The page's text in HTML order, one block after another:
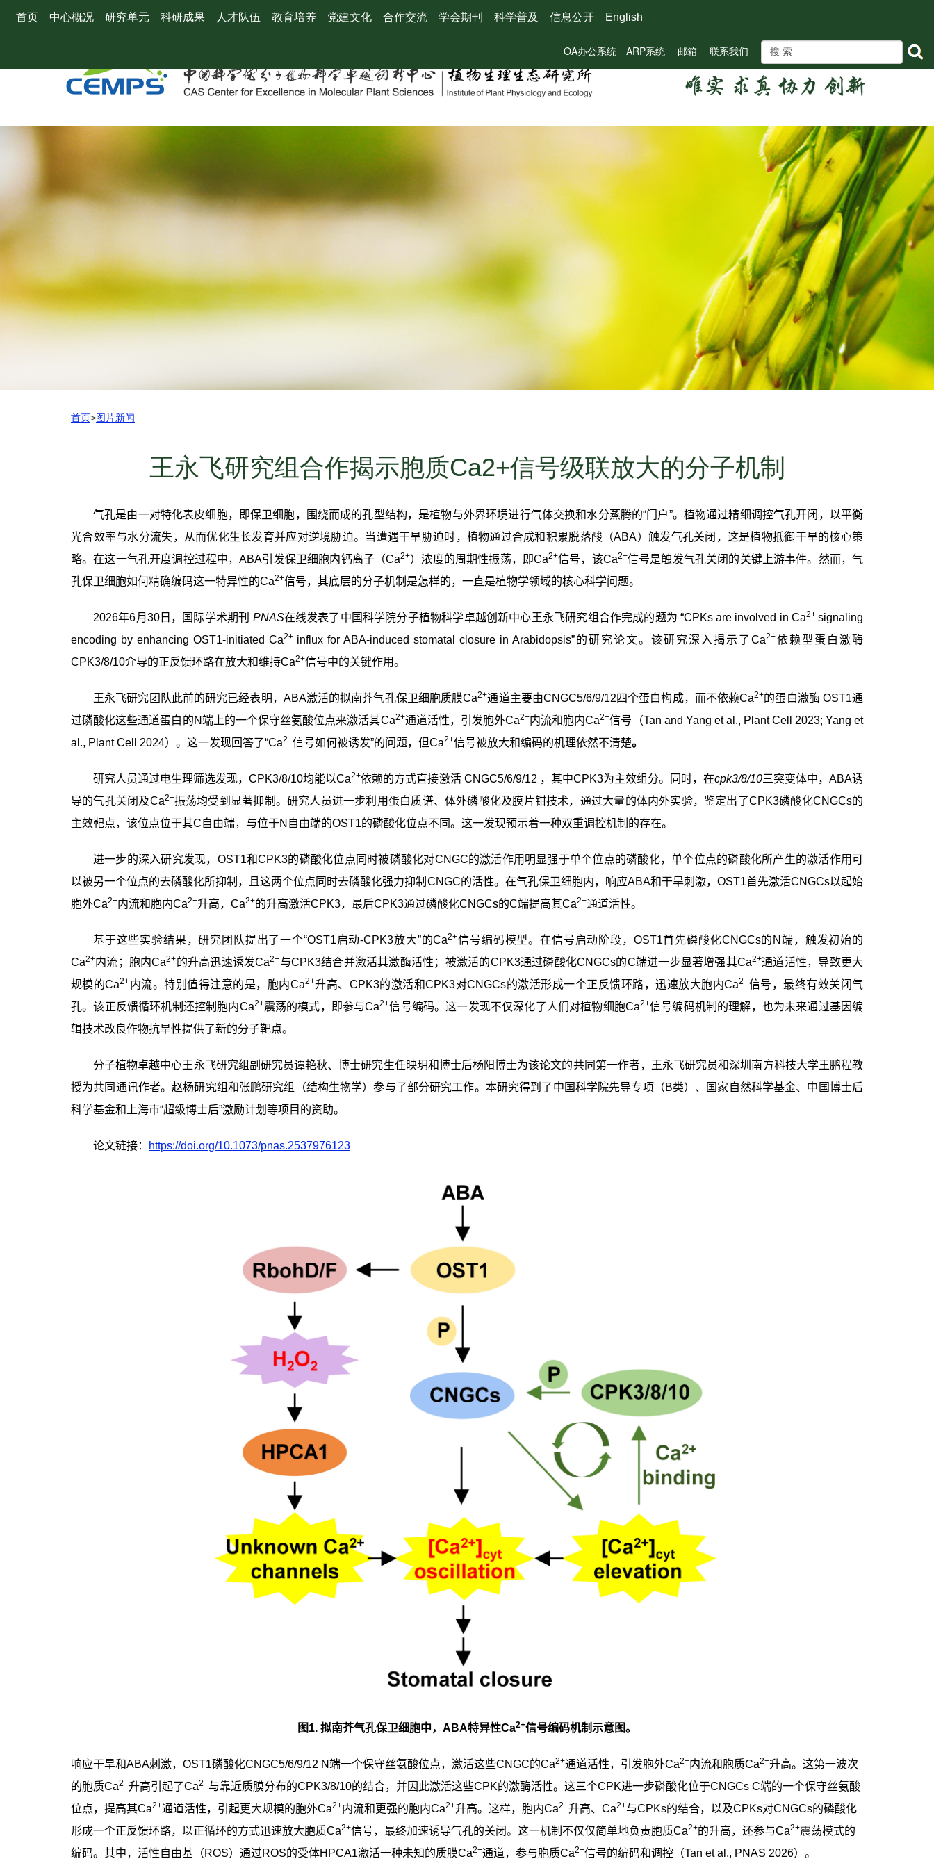
首页 中心概况 研究单元 科研成果 人才队伍 教育培养 党建文化 合作交流 学会期刊 科学普及 信息公开 English
OA办公系统 ARP系统 邮箱 联系我们
首页>图片新闻
王永飞研究组合作揭示胞质Ca2+信号级联放大的分子机制
气孔是由一对特化表皮细胞，即保卫细胞，围绕而成的孔型结构，是植物与外界环境进行气体交换和水分蒸腾的“门户”。植物通过精细调控气孔开闭，以平衡
光合效率与水分流失，从而优化生长发育并应对逆境胁迫。当遭遇干旱胁迫时，植物通过合成和积累脱落酸（ABA）触发气孔关闭，这是植物抵御干旱的核心策
略。在这一气孔开度调控过程中，ABA引发保卫细胞内钙离子（Ca2+）浓度的周期性振荡，即Ca2+信号，该Ca2+信号是触发气孔关闭的关键上游事件。然而，气
孔保卫细胞如何精确编码这一特异性的Ca2+信号，其底层的分子机制是怎样的，一直是植物学领域的核心科学问题。
2026年6月 30日，国际学术期刊 PNAS在线发表了中国科学院分子植物科学卓越创新中心王永飞研究组合作完成的题为“CPKs are involved in Ca2+signaling
encoding by enhancing OST1-initiated Ca2+ influx for ABA-induced stomatal closure in Arabidopsis”的研究论文。该研究深入揭示了 Ca2+依赖型蛋白激酶
CPK3/8/10介导的正反馈环路在放大和维持Ca2+信号中的关键作用。
王永飞研究团队此前的研究已经表明， ABA激活的拟南芥气孔保卫细胞质膜Ca2+通道主要由CNGC5/6/9/12四个蛋白构成，而不依赖Ca2+的蛋白激酶 OST1通
过磷酸化这些通道蛋白的N端上的一个保守丝氨酸位点来激活其Ca2+通道活性，引发胞外Ca2+内流和胞内Ca2+信号（Tan and Yang et al., Plant Cell 2023; Yang et
al., Plant Cell 2024）。这一发现回答了“Ca2+信号如何被诱发”的问题，但Ca2+信号被放大和编码的机理依然不清楚。
研究人员通过电生理筛选发现，CPK3/8/10均能以Ca2+依赖的方式直接激活 CNGC5/6/9/12 ，其中CPK3为主效组分。同时，在cpk3/8/10三突变体中，ABA诱
导的气孔关闭及Ca2+振荡均受到显著抑制。研究人员进一步利用蛋白质谱、体外磷酸化及膜片钳技术，通过大量的体内外实验，鉴定出了CPK3磷酸化CNGCs的
主效靶点，该位点位于其C自由端，与位于N 自由端的OST1的磷酸化位点不同。这一发现预示着一种双重调控机制的存在。
进一步的深入研究发现， OST1和CPK3的磷酸化位点同时被磷酸化对CNGC的激活作用明显强于单个位点的磷酸化，单个位点的磷酸化所产生的激活作用可
以被另一个位点的去磷酸化所抑制，且这两个位点同时去磷酸化强力抑制 CNGC的活性。 在气孔保卫细胞内，响应ABA和干旱刺激， OST1首先激活CNGCs以起始
胞外Ca2+内流和胞内Ca2+升高， Ca2+的升高激活CPK3，最后CPK3通过磷酸化CNGCs的C端提高其Ca2+通道活性。
基于这些实验结果，研究团队提出了一个“OST1启动-CPK3放大”的Ca2+信号编码模型。在信号启动阶段， OST1首先磷酸化CNGCs的 N 端，触发初始的
Ca2+内流；胞内Ca2+的升高迅速诱发Ca2+与CPK3结合并激活其激酶活性； 被激活的CPK3通过磷酸化CNGCs的C端进一步显著增强其Ca2+通道活性，导致更大
规模的Ca2+内流。特别值得注意的是，胞内Ca2+升高、 CPK3的激活和CPK3对CNGCs的激活形成一个正反馈环路，迅速放大胞内Ca2+信号，最终有效关闭气
孔。该正反馈循环机制还控制胞内Ca2+震荡的模式，即参与Ca2+信号编码。这一发现不仅深化了人们对植物细胞Ca2+信号编码机制的理解，也为未来通过基因编
辑技术改良作物抗旱性提供了新的分子靶点。
分子植物卓越中心王永飞研究组副研究员谭艳秋、博士研究生任映玥和博士后杨阳博士为该论文的共同第一作者，王永飞研究员和深圳南方科技大学王鹏程教
授为共同通讯作者。赵杨研究组和张鹏研究组（结构生物学）参与了部分研究工作。本研究得到了中国科学院先导专项（B类）、国家自然科学基金、中国博士后
科学基金和上海市“超级博士后”激励计划等项目的资助。
论文链接： https://doi.org/10.1073/pnas.2537976123
图1. 拟南芥气孔保卫细胞中， ABA特异性Ca2+信号编码机制示意图。
响应干旱和ABA刺激， OST1磷酸化CNGC5/6/9/12 N端一个保守丝氨酸位点，激活这些CNGC的Ca2+通道活性，引发胞外Ca2+内流和胞质Ca2+升高。这第一波次
的胞质Ca2+升高引起了Ca2+与靠近质膜分布的CPK3/8/10的结合，并因此激活这些CPK的激酶活性。这三个CPK进一步磷酸化位于CNGCs C端的一个保守丝氨酸
位点，提高其Ca2+通道活性，引起更大规模的胞外Ca2+内流和更强的胞内Ca2+升高。这样，胞内Ca2+升高、 Ca2+与CPKs的结合，以及CPKs对CNGCs的磷酸化
形成一个正反馈环路，以正循环的方式迅速放大胞质Ca2+信号，最终加速诱导气孔的关闭。这一机制不仅仅简单地负责胞质Ca2+的升高，还参与Ca2+震荡模式的
编码。其中，活性自由基（ ROS）通过ROS的受体HPCA1激活一种未知的质膜Ca2+通道，参与胞质Ca2+信号的编码和调控（Tan et al., PNAS 2026）。